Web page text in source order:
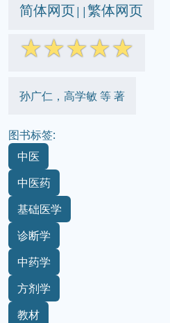
简体网页||繁体网页
☆☆☆☆☆
孙广仁，高学敏 等 著
图书标签:
中医
中医药
基础医学
诊断学
中药学
方剂学
教材